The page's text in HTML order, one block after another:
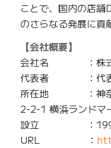
ことで、国内の店舗
のさらなる発展に貢
【会社概要】
会社名 ：株式
代表者 ：代表取
所在地 ：神奈川
2-2-1 横浜ランドマ
設立 ：1992
URL ：